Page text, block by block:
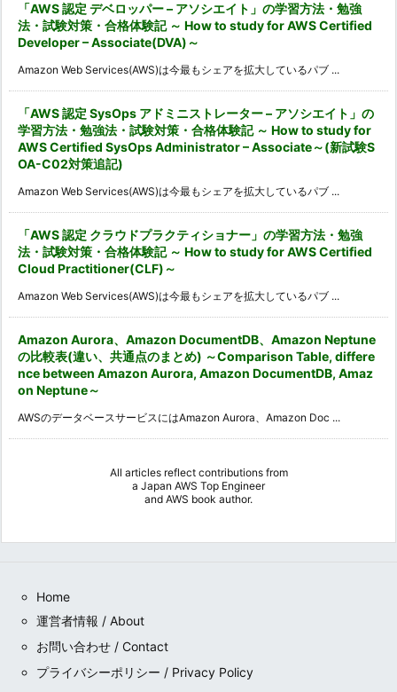
「AWS 認定 デベロッパー – アソシエイト」の学習方法・勉強
法・試験対策・合格体験記 ～ How to study for AWS Certified
Developer – Associate(DVA)～
Amazon Web Services(AWS)は今最もシェアを拡大しているパブ ...
「AWS 認定 SysOps アドミニストレーター – アソシエイト」の
学習方法・勉強法・試験対策・合格体験記 ～ How to study for
AWS Certified SysOps Administrator – Associate～(新試験S
OA-C02対策追記)
Amazon Web Services(AWS)は今最もシェアを拡大しているパブ ...
「AWS 認定 クラウドプラクティショナー」の学習方法・勉強
法・試験対策・合格体験記 ～ How to study for AWS Certified
Cloud Practitioner(CLF)～
Amazon Web Services(AWS)は今最もシェアを拡大しているパブ ...
Amazon Aurora、Amazon DocumentDB、Amazon Neptune
の比較表(違い、共通点のまとめ) ～Comparison Table, differe
nce between Amazon Aurora, Amazon DocumentDB, Amaz
on Neptune～
AWSのデータベースサービスにはAmazon Aurora、Amazon Doc ...
All articles reflect contributions from
a Japan AWS Top Engineer
and AWS book author.
Home
運営者情報 / About
お問い合わせ / Contact
プライバシーポリシー / Privacy Policy